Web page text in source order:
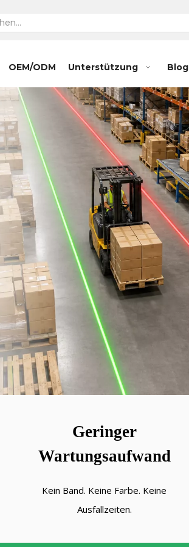
OEM/ODM Unterstützung Blog
Geringer
Wartungsaufwand
Kein Band. Keine Farbe. Keine
Ausfallzeiten.